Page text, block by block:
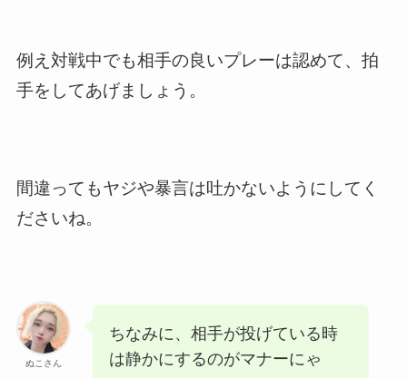
例え対戦中でも相手の良いプレーは認めて、拍
手をしてあげましょう。
間違ってもヤジや暴言は吐かないようにしてく
ださいね。
ぬこさん
ちなみに、相手が投げている時
は静かにするのがマナーにゃ